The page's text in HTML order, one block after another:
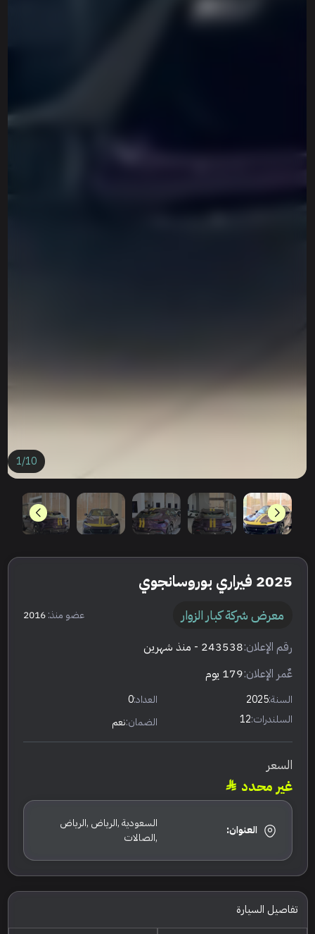
1/10
2025 فيراري بوروسانجوي
معرض شركة كبار الزوار عضو منذ:2016
رقم الإعلان:243538 - منذ شهرين
عٌمر الإعلان:179 يوم
السنة:2025 العداد:0
السلندرات:12 الضمان:نعم
السعر
غير محدد
العنوان:
السعودية ,الرياض ,الرياض
,الصالات
تفاصيل السيارة